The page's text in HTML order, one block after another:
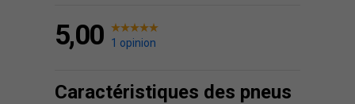
5,00 1 opinion
Caractéristiques des pneus